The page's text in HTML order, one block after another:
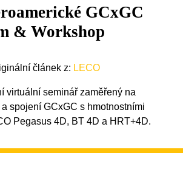
GCxGC
& Workshop
článek z: LECO
virtuální seminář zaměřený na
spojení GCxGC s hmotnostními
Pegasus 4D, BT 4D a HRT+4D.